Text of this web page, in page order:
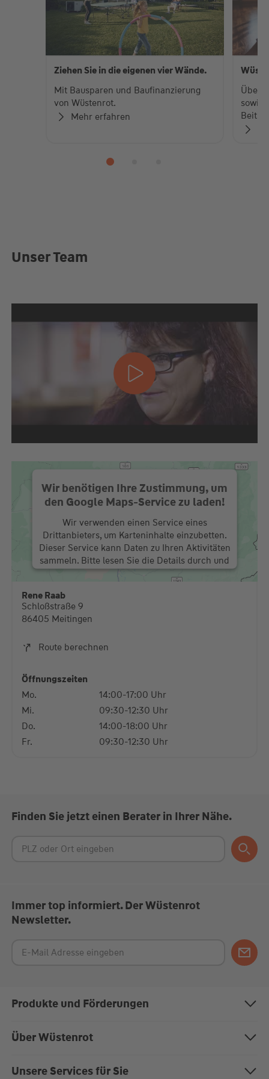
Ziehen Sie in die eigenen vier Wände.
Mit Bausparen und Baufinanzierung
von Wüstenrot.
Mehr erfahren
Über
sowie
Unser Team
Wir benötigen Ihre Zustimmung, um
den Google Maps-Service zu laden!
Wir verwenden einen Service eines
Drittanbieters, um Karteninhalte einzubetten.
Dieser Service kann Daten zu Ihren Aktivitäten
sammeln. Bitte lesen Sie die Details durch und
stimmen Sie der Nutzung des Service zu, um
diese Karte anzuzeigen.
Rene Raab
Schloßstraße 9
86405 Meitingen
Route berechnen
Öffnungszeiten
Mo.
14:00-17:00 Uhr
Mi.
09:30-12:30 Uhr
Do.
14:00-18:00 Uhr
Fr.
09:30-12:30 Uhr
Finden Sie jetzt einen Berater in Ihrer Nähe.
Immer top informiert. Der Wüstenrot
Newsletter.
Produkte und Förderungen
Bausparen
Über Wüstenrot
Über uns
Unsere Services für Sie